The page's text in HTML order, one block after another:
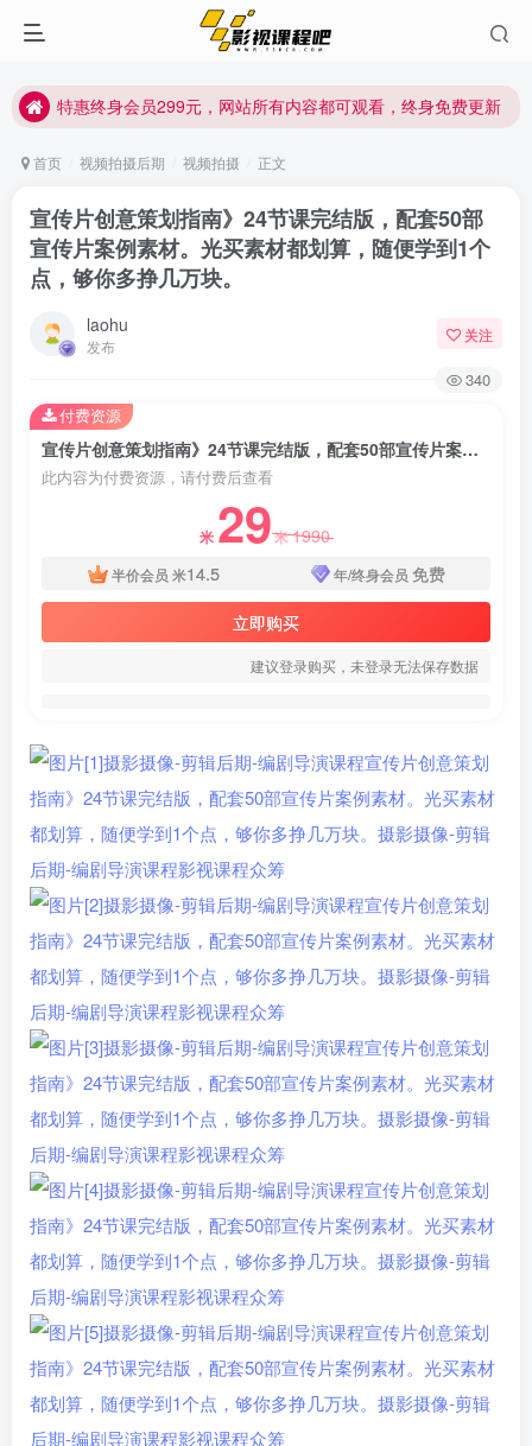
特惠终身会员299元，网站所有内容都可观看，终身免费更新
特惠终身会员299元，网站所有内容都可观看，终身免费更新
首页 视频拍摄后期 视频拍摄 正文
宣传片创意策划指南》24节课完结版，配套50部
宣传片案例素材。光买素材都划算，随便学到1个
点，够你多挣几万块。
laohu
发布
关注
340
宣传片创意策划指南》24节课完结版，配套50部宣传片案例素材。光买素材都划算，随便学到1个点，够你多挣几万块。
此内容为付费资源，请付费后查看
米 29米1990
半价会员 米14.5 年/终身会员 免费
立即购买
建议登录购买，未登录无法保存数据
付费资源